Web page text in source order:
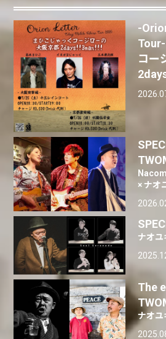
-
コー
× ナオ
ナオ
The
ナオユ